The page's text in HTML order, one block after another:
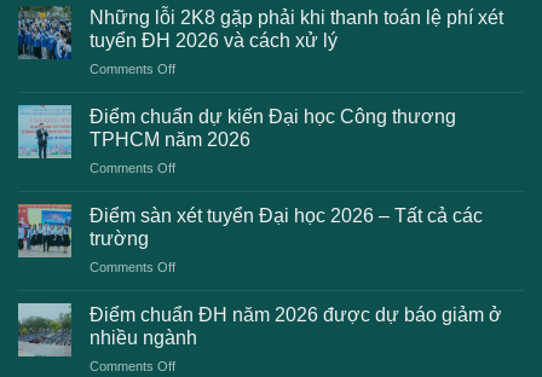
sách
trường
công
bố
chuẩn
Đại
kiến
Những lỗi 2K8 gặp phải khi thanh toán lệ phí xét
tuyển ĐH 2026 và cách xử lý
Comments Offon
lỗi
2K8
gặp
phải
thanh
tuyển
ĐH
Điểm chuẩn dự kiến Đại học Công thương
TPHCM năm 2026
Comments Offon
chuẩn
Đại
Công
thương
Điểm sàn xét tuyển Đại học 2026 – Tất cả các
trường
Comments Offon
sàn
xét
tuyển
Đại
Điểm chuẩn ĐH năm 2026 được dự báo giảm ở
nhiều ngành
Comments Offon